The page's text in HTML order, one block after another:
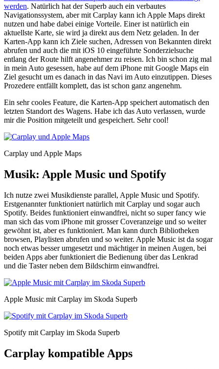
werden. Natürlich hat der Superb auch ein verbautes
Navigationssystem, aber mit Carplay kann ich Apple Maps direkt
nutzen und habe dabei einige Vorteile. Einer ist natürlich ein
aktuellste Karte, sie wird ja direkt aus dem Netz geladen. In der
Karten-App kann ich Ziele suchen, Adressen von Bekannten direkt
abrufen und auch die mit iOS 10 eingeführte Sonderzielsuche
entlang der Route hilft angenehmer zu reisen. Ich bin schon zig mal
in mein Auto gesessen, habe auf dem iPhone mit Google Maps ein
Ziel gesucht um es danach in das Navi im Auto einzutippen. Dieses
Prozedere entfällt komplett, das ist schon ganz angenehm.
Ein sehr cooles Feature, die Karten-App speichert automatisch den
letzten Standort des Wagens. Habe ich das Auto verlassen, wurde
mir die Position mitgeteilt und gespeichert. Sehr cool!
Carplay und Apple Maps
Musik: Apple Music und Spotify
Ich nutze zwei Musikdienste parallel, Apple Music und Spotify.
Erstgenannter funktioniert natürlich mit Carplay und sogar auch
Spotify. Beides funktioniert einwandfrei, nicht so super fancy wie
man sich das vom iPhone mit grosser Coveranzeige und so weiter
gewöhnt ist, aber es funktioniert. Man kann durch Bibliotheken
browsen, Playlisten abrufen und so weiter. Apple Music ist da sogar
noch etwas besser umgesetzt und mächtiger in meinen Augen, bei
beiden Apps aber funktioniert die Bedienung über das Lenkrad
und die Taster neben dem Bildschirm einwandfrei.
Apple Music mit Carplay im Skoda Superb
Spotify mit Carplay im Skoda Superb
Carplay kompatible Apps